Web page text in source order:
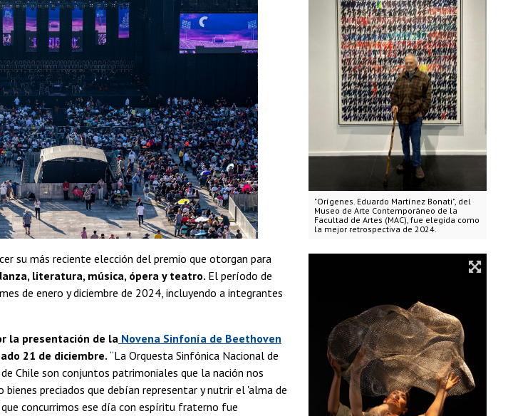
"Orígenes. Eduardo Martínez Bonati", del
Museo de Arte Contemporáneo de la
Facultad de Artes (MAC), fue elegida como
la mejor retrospectiva de 2024.
su más reciente elección del premio que otorgan para
literatura, música, ópera y teatro. El período de
de enero y diciembre de 2024, incluyendo a integrantes
la presentación de la Novena Sinfonía de Beethoven
21 de diciembre.“La Orquesta Sinfónica Nacional de
Chile son conjuntos patrimoniales que la nación nos
bienes preciados que debían representar y nutrir el 'alma de
concurrimos ese día con espíritu fraterno fue